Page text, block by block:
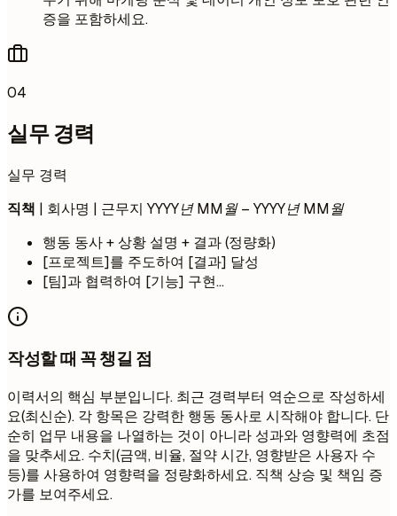
증을 포함하세요.
04
실무 경력
실무 경력
직책 | 회사명 | 근무지 YYYY년 MM월 – YYYY년 MM월
행동 동사 + 상황 설명 + 결과 (정량화)
[프로젝트]를 주도하여 [결과] 달성
[팀]과 협력하여 [기능] 구현...
작성할 때 꼭 챙길 점
이력서의 핵심 부분입니다. 최근 경력부터 역순으로 작성하세
요(최신순). 각 항목은 강력한 행동 동사로 시작해야 합니다. 단
순히 업무 내용을 나열하는 것이 아니라 성과와 영향력에 초점
을 맞추세요. 수치(금액, 비율, 절약 시간, 영향받은 사용자 수
등)를 사용하여 영향력을 정량화하세요. 직책 상승 및 책임 증
가를 보여주세요.